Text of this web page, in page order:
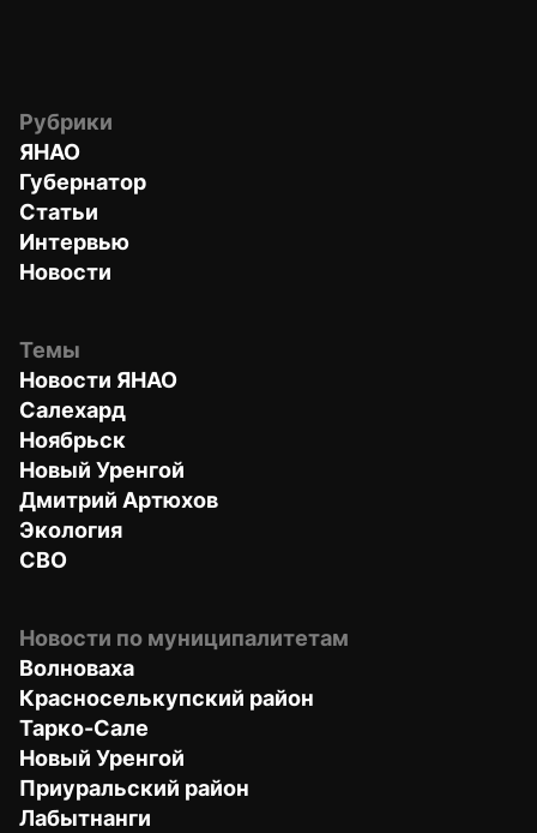
Рубрики
ЯНАО
Губернатор
Статьи
Интервью
Новости
Темы
Новости ЯНАО
Салехард
Ноябрьск
Новый Уренгой
Дмитрий Артюхов
Экология
СВО
Новости по муниципалитетам
Волноваха
Красноселькупский район
Тарко-Сале
Новый Уренгой
Приуральский район
Лабытнанги